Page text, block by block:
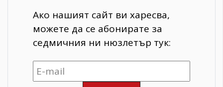
Ако нашият сайт ви харесва,
можете да се абонирате за
седмичния ни нюзлетър тук: